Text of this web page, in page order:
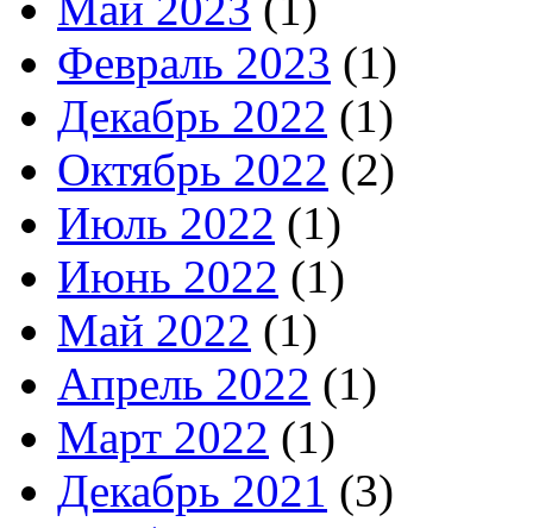
Февраль 2023 (1)
Декабрь 2022 (1)
Октябрь 2022 (2)
Июль 2022 (1)
Июнь 2022 (1)
Май 2022 (1)
Апрель 2022 (1)
Март 2022 (1)
Декабрь 2021 (3)